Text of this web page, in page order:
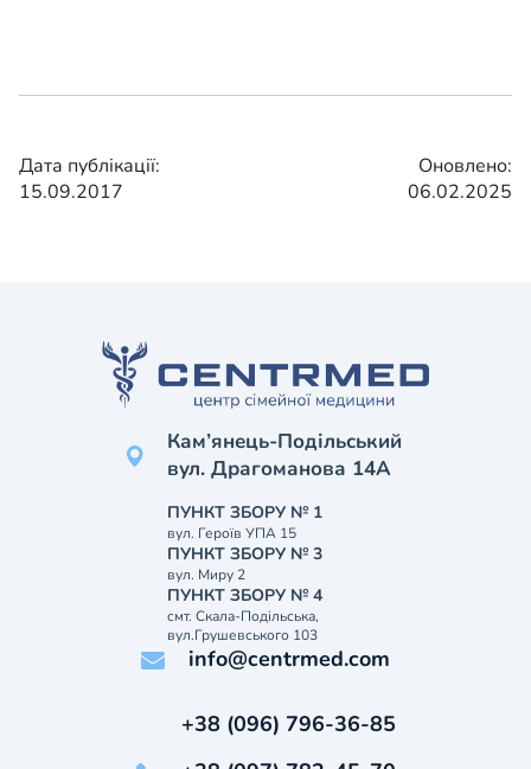
Дата публікації:
15.09.2017
Оновлено:
06.02.2025
Кам’янець-Подільський
вул. Драгоманова 14А
ПУНКТ ЗБОРУ № 1
вул. Героїв УПА 15
ПУНКТ ЗБОРУ № 3
вул. Миру 2
ПУНКТ ЗБОРУ № 4
смт. Скала-Подільська,
вул.Грушевського 103
info@centrmed.com
+38 (096) 796-36-85